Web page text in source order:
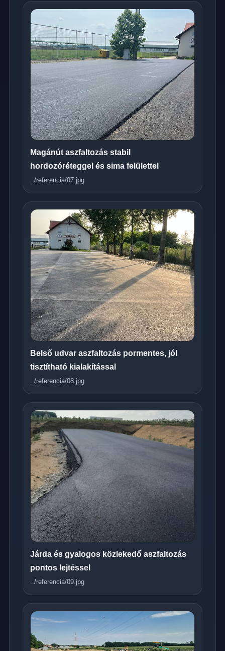
Magánút aszfaltozás stabil
hordozóréteggel és sima felülettel
../referencia/07.jpg
Belső udvar aszfaltozás pormentes, jól
tisztítható kialakítással
../referencia/08.jpg
Járda és gyalogos közlekedő aszfaltozás
pontos lejtéssel
../referencia/09.jpg